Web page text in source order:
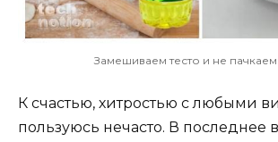
Замешиваем тесто и не
К счастью, хитростью с любыми
пользуюсь нечасто. В последнее